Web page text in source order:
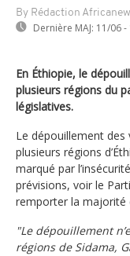
By Rédaction
Dernière MAJ: 11/06 -
En Éthiopie, le
plusieurs régions du
législatives.
Le dépouillement
plusieurs régions
marqué par
prévisions, voir le
remporter la majorité
"Le dépouillement
régions de Sidama,